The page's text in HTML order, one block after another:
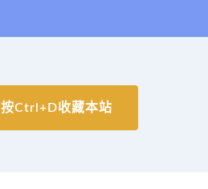
按Ctrl+D收藏本站